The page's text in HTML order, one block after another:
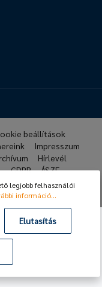
beállítások
Impresszum
Hírlevél
GDPR
ÁSZF
legjobb felhasználói
információ...
Elutasítás